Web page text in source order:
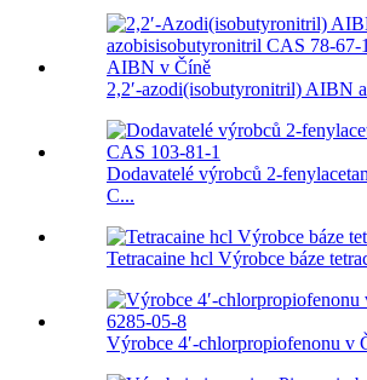
2,2′-azodi(isobutyronitril) AIBN
Dodavatelé výrobců 2-
C...
Tetracaine hcl Výrobce báze
Výrobce 4′-chlorpropiofenonu v